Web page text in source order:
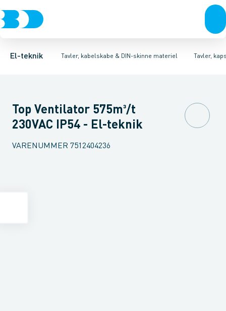
El-teknik Tavler, kabelskabe & DIN-skinne materiel
Afbrydere, stikkontakter & lampeudtagForgreningsmateriel
Tavler,
Tavler, kapsling og rackskabe Fordelings-/byggepladstavler
Ventilationsplade (indkapsling/skab)Dækplade / mærkeplade
Top Ventilator 575m³/t
230VAC IP54 - El-teknik
VARENUMMER 7512404236